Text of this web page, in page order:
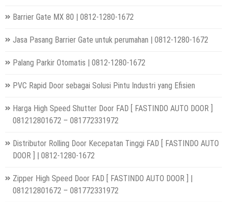
Barrier Gate MX 80 | 0812-1280-1672
Jasa Pasang Barrier Gate untuk perumahan | 0812-1280-1672
Palang Parkir Otomatis | 0812-1280-1672
PVC Rapid Door sebagai Solusi Pintu Industri yang Efisien
Harga High Speed Shutter Door FAD [ FASTINDO AUTO DOOR ]
081212801672 – 081772331972
Distributor Rolling Door Kecepatan Tinggi FAD [ FASTINDO AUTO
DOOR ] | 0812-1280-1672
Zipper High Speed Door FAD [ FASTINDO AUTO DOOR ] |
081212801672 – 081772331972